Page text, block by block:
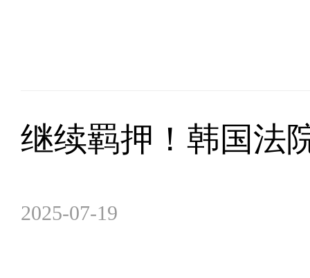
继续羁押！韩国法
2025-07-19